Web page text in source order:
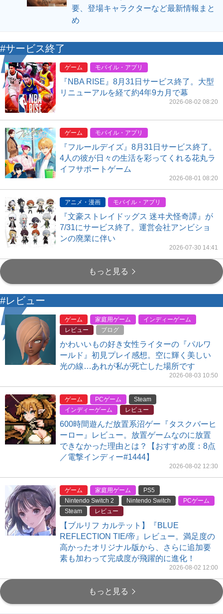
要、登場キャラクターなど最新情報まと
め
#サービス終了
ゲーム モバイル・アプリ
『NBA RISE』8月31日サービス終了。大型
リニューアルを経て約4年9カ月で幕
2026-08-02 08:20
ゲーム モバイル・アプリ
『フルールデイズ』8月31日サービス終了。
4人の彼が日々の生活を彩ってくれる花丸ラ
イフサポートゲーム
2026-08-01 08:20
アニメ・漫画 モバイル・アプリ
『文豪ストレイドッグス 迷ヰ犬怪奇譚』が
7/31にサービス終了。運営会社アンビショ
ンの廃業に伴い
2026-07-30 14:41
もっと見る
#レビュー
ゲーム 家庭用ゲーム
インディーゲーム
レビュー
ブログ
かわいいもの好き女性ライターの『パルワ
ールド』初見プレイ感想。空に輝く美しい
光の線…あれが私が死亡した場所です
2026-08-03 10:50
ゲーム PCゲーム
Steam
インディーゲーム
レビュー
600時間遊んだ放置系沼ゲー『タスクバーヒ
ーロー』レビュー。放置ゲームなのに放置
できなかった理由とは？【おすすめ度：8点
／電撃インディー#1444】
2026-08-02 12:30
ゲーム 家庭用ゲーム
PS5
Nintendo Switch 2
Nintendo Switch
PCゲーム
Steam
レビュー
【ブルリフ カルテット】『BLUE
REFLECTION TIE/帝』レビュー。満足度の
高かったオリジナル版から、さらに追加要
素も加わって完成度が飛躍的に進化！
2026-08-02 12:00
もっと見る